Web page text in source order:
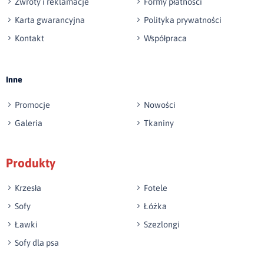
Wyślij opinię
Karta gwarancyjna
Polityka prywatności
Kontakt
Współpraca
Inne
Promocje
Nowości
Galeria
Tkaniny
Produkty
Krzesła
Fotele
Sofy
Łóżka
Ławki
Szezlongi
Sofy dla psa